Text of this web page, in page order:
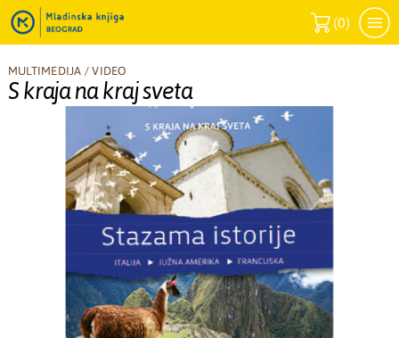
(0)
MULTIMEDIJA /VIDEO
S kraja na kraj sveta